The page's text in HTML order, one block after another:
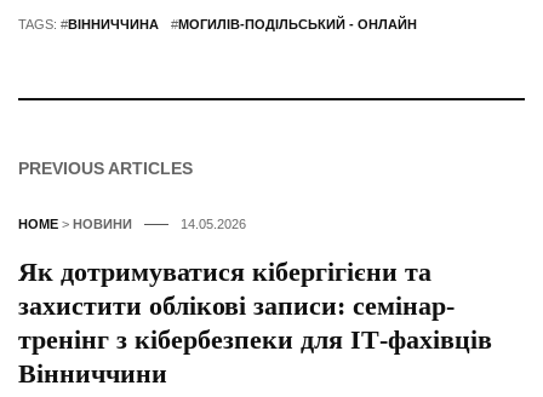
TAGS: #ВІННИЧЧИНА #МОГИЛІВ-ПОДІЛЬСЬКИЙ - ОНЛАЙН
PREVIOUS ARTICLES
HOME > НОВИНИ 14.05.2026
Як дотримуватися кібергігієни та
захистити облікові записи: семінар-
тренінг з кібербезпеки для ІТ-фахівців
Вінниччини